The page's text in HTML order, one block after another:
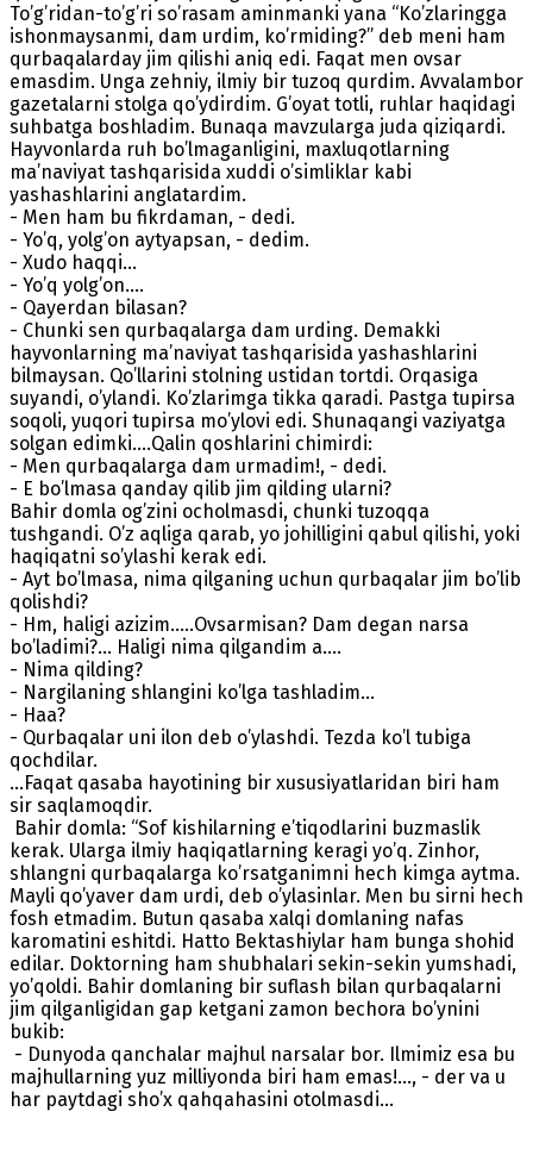
To’g’ridan-to’g’ri so’rasam aminmanki yana “Ko’zlaringga
ishonmaysanmi, dam urdim, ko’rmiding?” deb meni ham
qurbaqalarday jim qilishi aniq edi. Faqat men ovsar
emasdim. Unga zehniy, ilmiy bir tuzoq qurdim. Avvalambor
gazetalarni stolga qo’ydirdim. G’oyat totli, ruhlar haqidagi
suhbatga boshladim. Bunaqa mavzularga juda qiziqardi.
Hayvonlarda ruh bo’lmaganligini, maxluqotlarning
ma’naviyat tashqarisida xuddi o’simliklar kabi
yashashlarini anglatardim.
- Men ham bu fikrdaman, - dedi.
- Yo’q, yolg’on aytyapsan, - dedim.
- Xudo haqqi…
- Yo’q yolg’on….
- Qayerdan bilasan?
- Chunki sen qurbaqalarga dam urding. Demakki
hayvonlarning ma’naviyat tashqarisida yashashlarini
bilmaysan. Qo’llarini stolning ustidan tortdi. Orqasiga
suyandi, o’ylandi. Ko’zlarimga tikka qaradi. Pastga tupirsa
soqoli, yuqori tupirsa mo’ylovi edi. Shunaqangi vaziyatga
solgan edimki….Qalin qoshlarini chimirdi:
- Men qurbaqalarga dam urmadim!, - dedi.
- E bo’lmasa qanday qilib jim qilding ularni?
Bahir domla og’zini ocholmasdi, chunki tuzoqqa
tushgandi. O’z aqliga qarab, yo johilligini qabul qilishi, yoki
haqiqatni so’ylashi kerak edi.
- Ayt bo’lmasa, nima qilganing uchun qurbaqalar jim bo’lib
qolishdi?
- Hm, haligi azizim…..Ovsarmisan? Dam degan narsa
bo’ladimi?... Haligi nima qilgandim a….
- Nima qilding?
- Nargilaning shlangini ko’lga tashladim…
- Haa?
- Qurbaqalar uni ilon deb o’ylashdi. Tezda ko’l tubiga
qochdilar.
…Faqat qasaba hayotining bir xususiyatlaridan biri ham
sir saqlamoqdir.
Bahir domla: “Sof kishilarning e’tiqodlarini buzmaslik
kerak. Ularga ilmiy haqiqatlarning keragi yo’q. Zinhor,
shlangni qurbaqalarga ko’rsatganimni hech kimga aytma.
Mayli qo’yaver dam urdi, deb o’ylasinlar. Men bu sirni hech
fosh etmadim. Butun qasaba xalqi domlaning nafas
karomatini eshitdi. Hatto Bektashiylar ham bunga shohid
edilar. Doktorning ham shubhalari sekin-sekin yumshadi,
yo’qoldi. Bahir domlaning bir suflash bilan qurbaqalarni
jim qilganligidan gap ketgani zamon bechora bo’ynini
bukib:
- Dunyoda qanchalar majhul narsalar bor. Ilmimiz esa bu
majhullarning yuz milliyonda biri ham emas!..., - der va u
har paytdagi sho’x qahqahasini otolmasdi…